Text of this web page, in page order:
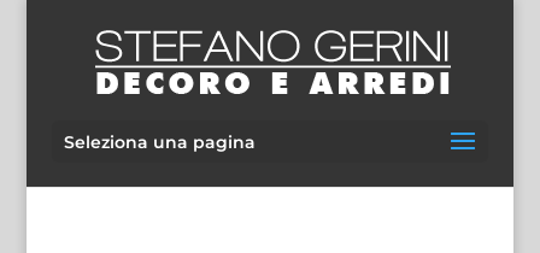
Seleziona una pagina